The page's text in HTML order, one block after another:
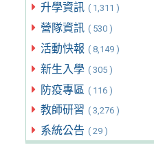
升學資訊 ( 1,311 )
營隊資訊 ( 530 )
活動快報 ( 8,149 )
新生入學 ( 305 )
防疫專區 ( 116 )
教師研習 ( 3,276 )
系統公告 ( 29 )